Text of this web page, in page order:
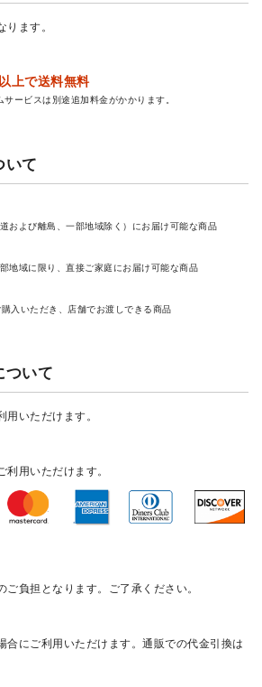
ります。
上で送料無料
ービスは別途追加料金がかかります。
いて
および離島、一部地域除く）にお届け可能な商品
地域に限り、直接ご家庭にお届け可能な商品
入いただき、店舗でお渡しできる商品
ついて
いただけます。
用いただけます。
ご負担となります。ご了承ください。
合にご利用いただけます。通販での代金引換は